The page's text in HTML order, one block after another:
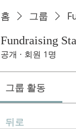
홈 그룹
Fundraising
공개 · 회원 1명
그룹 활동
뒤로